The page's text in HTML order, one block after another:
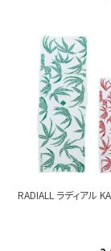
RADIALL ラディアル